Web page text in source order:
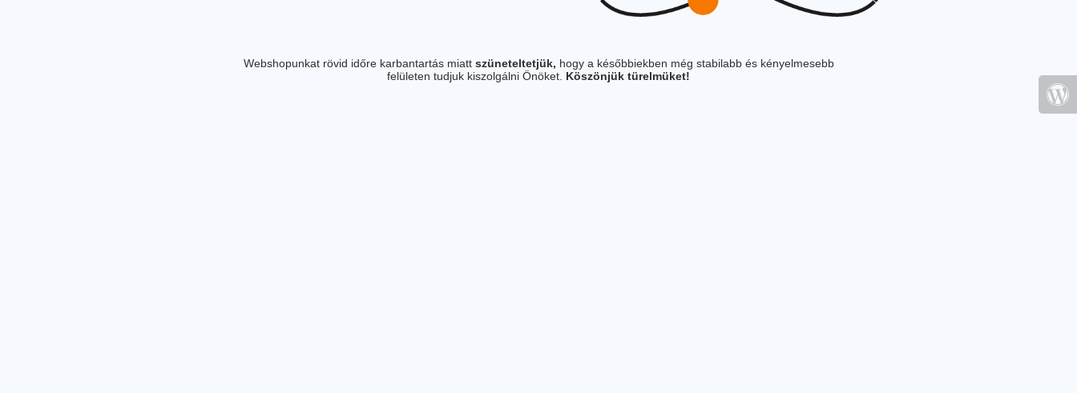
Webshopunkat rövid időre karbantartás miatt szüneteltetjük, hogy a későbbiekben még stabilabb és kényelmesebb
felületen tudjuk kiszolgálni Önöket. Köszönjük türelmüket!